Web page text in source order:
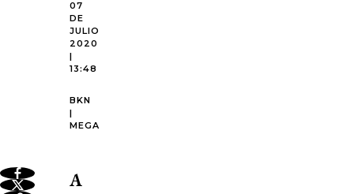
07
DE
JULIO
2020
|
13:48
BKN
|
MEGA
A